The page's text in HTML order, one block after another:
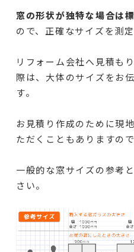
窓の形状が独特な場合は
ので、正確なサイズを測
リフォーム会社へ見積も
際は、大体のサイズをお
す。
お見積り作成のために現
ただくこともありますの
一般的な窓サイズの参考
さい。